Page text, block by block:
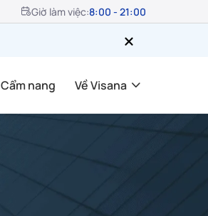
Giờ làm việc:8:00 - 21:00
Cẩm nang Về Visana